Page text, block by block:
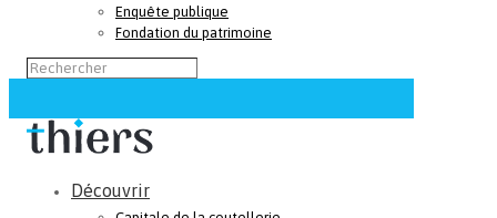
Enquête publique
Fondation du patrimoine
Découvrir